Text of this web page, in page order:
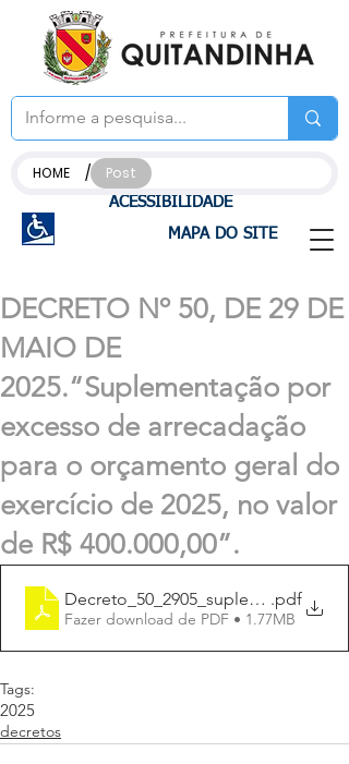
ACESSIBILIDADE
MAPA DO SITE
HOME / Post
DECRETO Nº 50, DE 29 DE
MAIO DE
2025.“Suplementação por
excesso de arrecadação
para o orçamento geral do
exercício de 2025, no valor
de R$ 400.000,00”.
.pdf
Fazer download de PDF • 1.77MB
Tags:
2025
decretos